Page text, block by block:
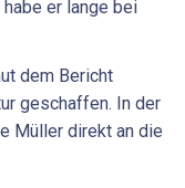
er lange bei
dem Bericht
geschaffen. In der
Müller direkt an die